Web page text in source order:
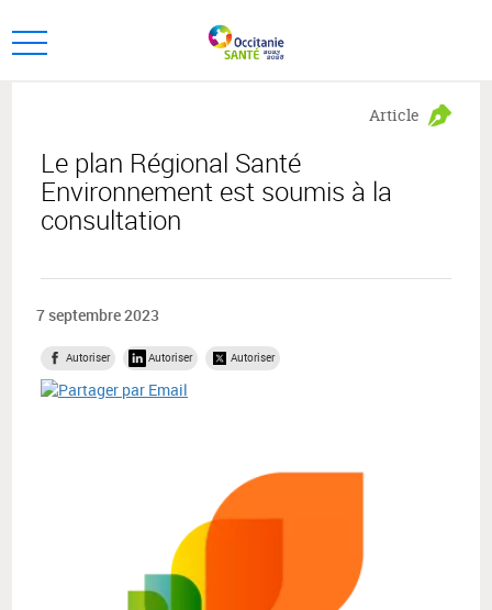
au
menu
au
contenu
Ouvrir
Le plan Régional Santé
Environnement est soumis à la
consultation
Article
7 septembre 2023
Autoriser Autoriser Autoriser